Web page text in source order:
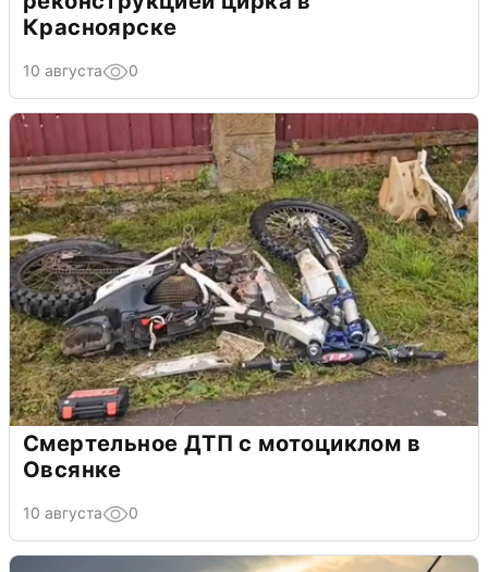
Красноярске
10 августа 0
Смертельное ДТП с мотоциклом в
Овсянке
10 августа 0